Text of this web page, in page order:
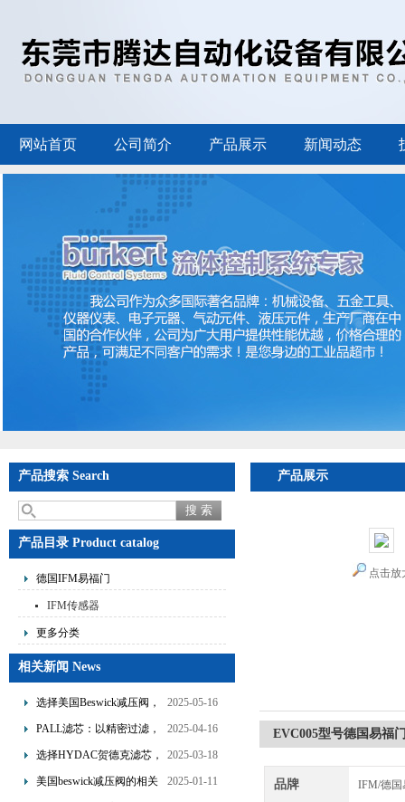
网站首页 公司简介 产品展示 新闻动态
产品搜索 Search
产品目录 Product catalog
德国IFM易福门
IFM传感器
更多分类
相关新闻 News
选择美国Beswick减压阀，
提升流体系统效率
2025-05-16
PALL滤芯：以精密过滤，
为工业流体筑起“隐形安全
2025-04-16
选择HYDAC贺德克滤芯，
享受精准过滤与稳定性能
2025-03-18
美国beswick减压阀的相关
2025-01-11
产品展示
点击放
EVC005型号德国易福
品牌 IFM/德国